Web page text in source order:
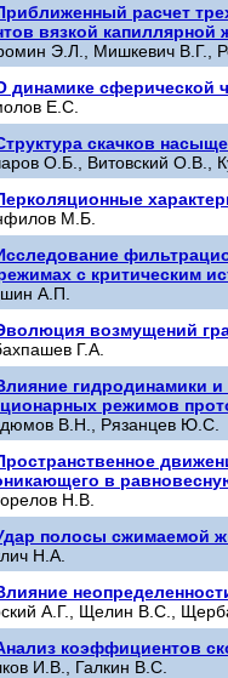
расчет
вязкой капиллярной
Э.Л., Мишкевич В.Г.,
динамике сферической
Е.С.
скачков
О.Б., Витовский О.В.,
М.Б.
с критическим
A.П.
возмущений
Г.А.
гидродинамики
режимов
B.Н., Рязанцев Ю.С.
в
Н.В.
полосы сжимаемой
Н.А.
A.Г., Щелин В.С.,
коэффициентов
И.В., Галкин В.С.